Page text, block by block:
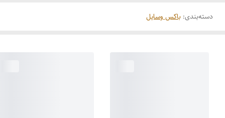
دسته‌بندی: باکس وسایل